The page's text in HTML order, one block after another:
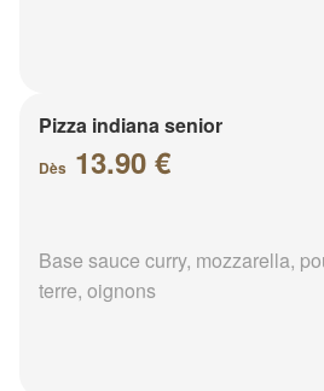
Pizza indiana senior
Dès 13.90 €
Base sauce curry, mozzarella,
terre, oignons